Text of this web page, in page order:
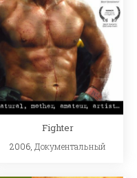
Fighter
2006, Документальный